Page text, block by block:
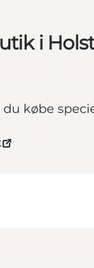
i
købe